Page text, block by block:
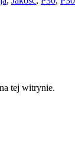
tej witrynie.